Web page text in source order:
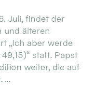
Juli, findet der
und älteren
„Ich aber werde
statt. Papst
weiter, die auf
...